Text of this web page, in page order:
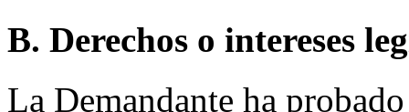
B. Derechos o intereses
La Demandante ha